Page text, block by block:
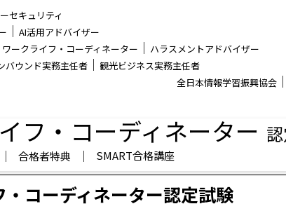
セキュリティ
│ AI活用アドバイザー
ワークライフ・コーディネーター │ ハラスメントアドバイザー
バウンド実務主任者 │ 観光ビジネス実務主任者
全日本情報学習振興協会 │
フ・コーディネーター
│ 合格者特典 │ SMART合格講座
・コーディネーター認定試験